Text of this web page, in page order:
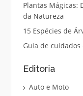
Plantas Mágicas:
da Natureza
15 Espécies de
Guia de
Editoria
Auto e Moto